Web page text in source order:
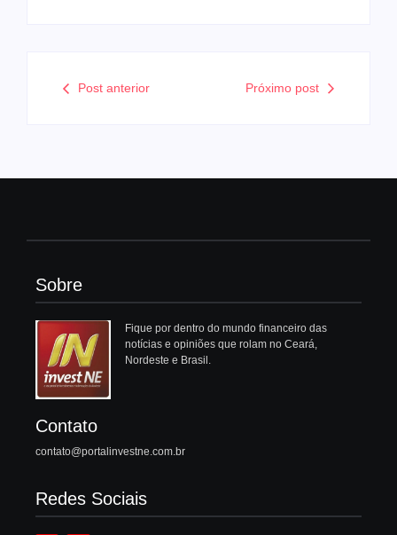
Post anterior Próximo post
Sobre
Fique por dentro do mundo financeiro das
notícias e opiniões que rolam no Ceará,
Nordeste e Brasil.
Contato
contato@portalinvestne.com.br
Redes Sociais